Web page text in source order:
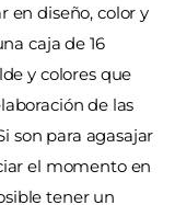
en diseño, color y
caja de 16
y colores que
de las
son para agasajar
el momento en
tener un